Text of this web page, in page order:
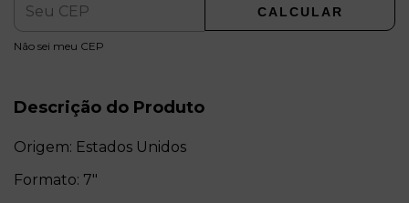
Entregas para o CEP: ALTERAR CEP
CALCULAR
Não sei meu CEP
Descrição do Produto
Origem: Estados Unidos
Formato: 7"